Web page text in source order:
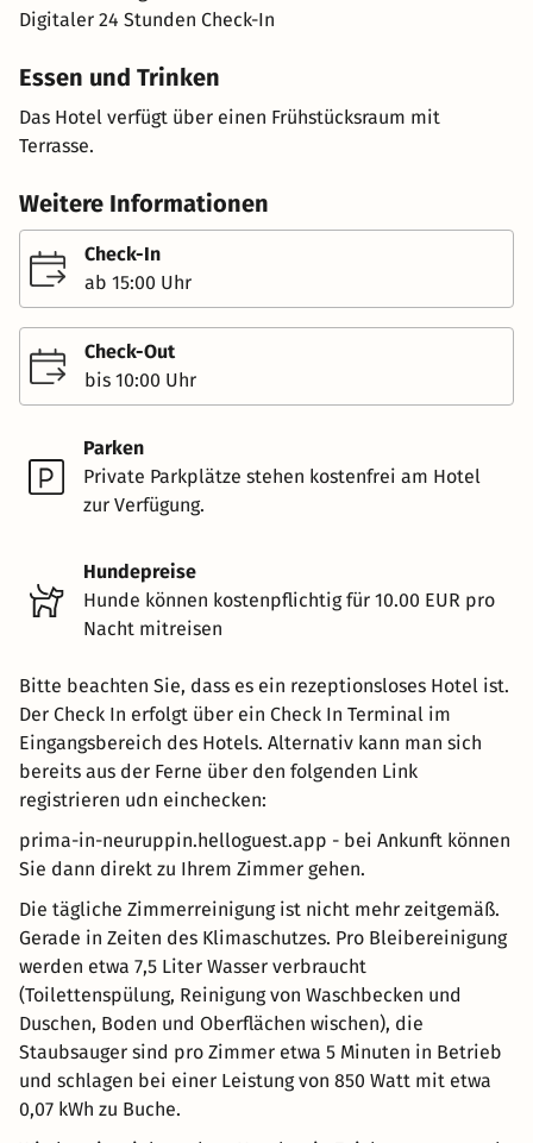
Digitaler 24 Stunden Check-In
Essen und Trinken
Das Hotel verfügt über einen Frühstücksraum mit
Terrasse.
Weitere Informationen
Check-In
ab 15:00 Uhr
Check-Out
bis 10:00 Uhr
Parken
Private Parkplätze stehen kostenfrei am Hotel
zur Verfügung.
Hundepreise
Hunde können kostenpflichtig für 10.00 EUR pro
Nacht mitreisen
Bitte beachten Sie, dass es ein rezeptionsloses Hotel ist.
Der Check In erfolgt über ein Check In Terminal im
Eingangsbereich des Hotels. Alternativ kann man sich
bereits aus der Ferne über den folgenden Link
registrieren udn einchecken:
prima-in-neuruppin.helloguest.app - bei Ankunft können
Sie dann direkt zu Ihrem Zimmer gehen.
Die tägliche Zimmerreinigung ist nicht mehr zeitgemäß.
Gerade in Zeiten des Klimaschutzes. Pro Bleibereinigung
werden etwa 7,5 Liter Wasser verbraucht
(Toilettenspülung, Reinigung von Waschbecken und
Duschen, Boden und Oberflächen wischen), die
Staubsauger sind pro Zimmer etwa 5 Minuten in Betrieb
und schlagen bei einer Leistung von 850 Watt mit etwa
0,07 kWh zu Buche.